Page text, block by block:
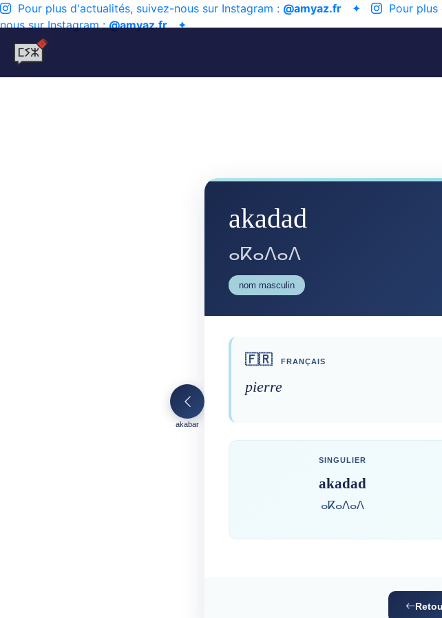
Pour plus d'actualités, suivez-nous sur Instagram : @amyaz.fr ✦ Pour plus
nous sur Instagram :@amyaz.fr✦
akabar
akadad
ⴰⴽⴰⴷⴰⴷ
nom masculin
🇫🇷 FRANÇAIS
pierre
SINGULIER
akadad
ⴰⴽⴰⴷⴰⴷ